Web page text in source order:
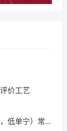
价工艺
飞机上适合饮用的葡萄酒类型（干白 / 起泡，低单宁）常识